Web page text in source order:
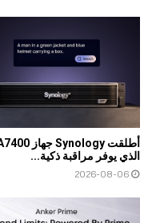
الذي يوفر مراقبة ذكية...
2026-08-06